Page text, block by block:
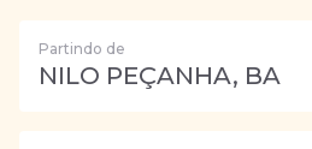
Partindo de
NILO PEÇANHA, BA